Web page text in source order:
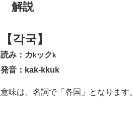
解説
【각국】
読み：カ kック k
発音：kak-kkuk
意味は、名詞で「各国」となります。